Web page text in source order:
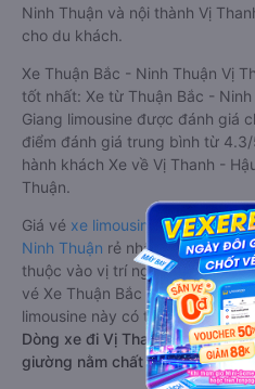
Ninh Thuận và nội thành Vị
cho du khách.
Xe Thuận Bắc - Ninh Thuận Vị
tốt nhất: Xe từ Thuận Bắc -
Giang limousine được đánh giá
điểm đánh giá trung bình từ
hành khách Xe về Vị Thanh -
Thuận.
Giá vé xe limousine đi Vị Thanh
Ninh Thuận rẻ nhất là
thuộc vào vị trí ngồi của bạn và
vé Xe Thuận Bắc - Ninh Thuận
limousine này có thể sẽ rẻ hơn
Dòng xe đi Vị Thanh - Hậu
giường nằm chất lượng cao: